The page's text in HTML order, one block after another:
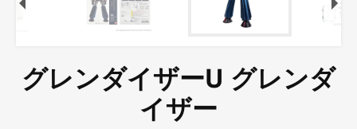
グレンダイザーU グレンダ
イザー